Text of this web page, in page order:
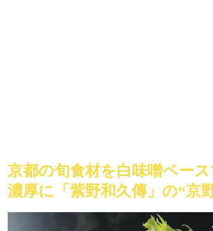
京都の旬食材を白味噌ベー
濃厚に「紫野和久傳」の“京